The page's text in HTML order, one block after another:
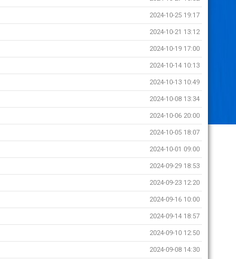
2024-10-25 19:17
2024-10-21 13:12
2024-10-19 17:00
2024-10-14 10:13
2024-10-13 10:49
2024-10-08 13:34
2024-10-06 20:00
2024-10-05 18:07
2024-10-01 09:00
2024-09-29 18:53
2024-09-23 12:20
2024-09-16 10:00
2024-09-14 18:57
2024-09-10 12:50
2024-09-08 14:30